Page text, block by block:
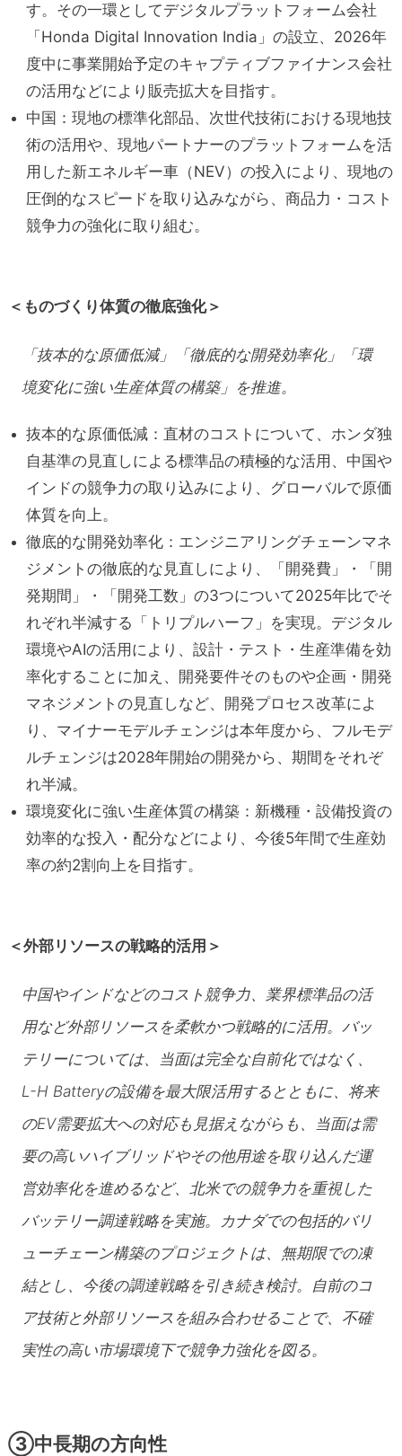
す。その一環としてデジタルプラットフォーム会社
「Honda Digital Innovation India」の設立、2026年
度中に事業開始予定のキャプティブファイナンス会社
の活用などにより販売拡大を目指す。
中国：現地の標準化部品、次世代技術における現地技
術の活用や、現地パートナーのプラットフォームを活
用した新エネルギー車（NEV）の投入により、現地の
圧倒的なスピードを取り込みながら、商品力・コスト
競争力の強化に取り組む。
＜ものづくり体質の徹底強化＞
「抜本的な原価低減」「徹底的な開発効率化」「環
境変化に強い生産体質の構築」を推進。
抜本的な原価低減：直材のコストについて、ホンダ独
自基準の見直しによる標準品の積極的な活用、中国や
インドの競争力の取り込みにより、グローバルで原価
体質を向上。
徹底的な開発効率化：エンジニアリングチェーンマネ
ジメントの徹底的な見直しにより、「開発費」・「開
発期間」・「開発工数」の3つについて2025年比でそ
れぞれ半減する「トリプルハーフ」を実現。デジタル
環境やAIの活用により、設計・テスト・生産準備を効
率化することに加え、開発要件そのものや企画・開発
マネジメントの見直しなど、開発プロセス改革によ
り、マイナーモデルチェンジは本年度から、フルモデ
ルチェンジは2028年開始の開発から、期間をそれぞ
れ半減。
環境変化に強い生産体質の構築：新機種・設備投資の
効率的な投入・配分などにより、今後5年間で生産効
率の約2割向上を目指す。
＜外部リソースの戦略的活用＞
中国やインドなどのコスト競争力、業界標準品の活
用など外部リソースを柔軟かつ戦略的に活用。バッ
テリーについては、当面は完全な自前化ではなく、
L-H Batteryの設備を最大限活用するとともに、将来
のEV需要拡大への対応も見据えながらも、当面は需
要の高いハイブリッドやその他用途を取り込んだ運
営効率化を進めるなど、北米での競争力を重視した
バッテリー調達戦略を実施。カナダでの包括的バリ
ューチェーン構築のプロジェクトは、無期限での凍
結とし、今後の調達戦略を引き続き検討。自前のコ
ア技術と外部リソースを組み合わせることで、不確
実性の高い市場環境下で競争力強化を図る。
③中長期の方向性